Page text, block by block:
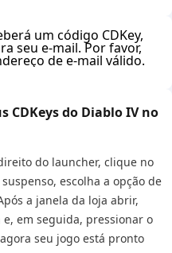
um código CDKey,
seu e-mail. Por favor,
de e-mail válido.
CDKeys do Diablo IV no
do launcher, clique no
escolha a opção de
a janela da loja abrir,
em seguida, pressionar o
seu jogo está pronto